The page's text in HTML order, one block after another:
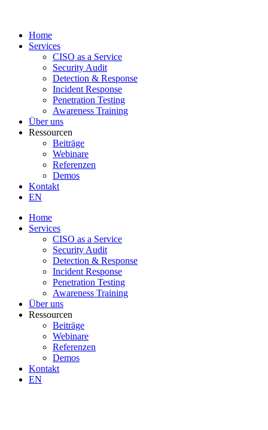
Home
Services
CISO as a Service
Security Audit
Detection & Response
Incident Response
Penetration Testing
Awareness Training
Über uns
Ressourcen
Beiträge
Webinare
Referenzen
Demos
Kontakt
EN
Home
Services
CISO as a Service
Security Audit
Detection & Response
Incident Response
Penetration Testing
Awareness Training
Über uns
Ressourcen
Beiträge
Webinare
Referenzen
Demos
Kontakt
EN